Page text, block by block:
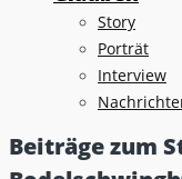
Story
Porträt
Interview
Beiträge zum